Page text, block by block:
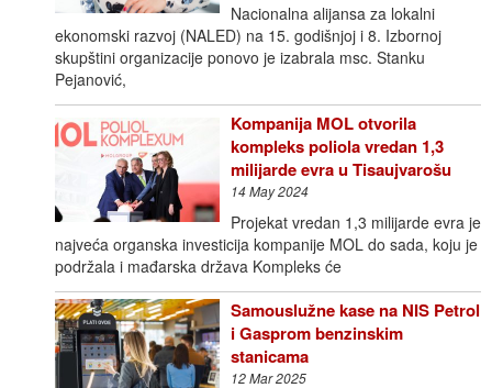
Nacionalna alijansa za lokalni
ekonomski razvoj (NALED) na 15. godišnjoj i 8. Izbornoj
skupštini organizacije ponovo je izabrala msc. Stanku
Pejanović,
Kompanija MOL otvorila
kompleks poliola vredan 1,3
milijarde evra u Tisaujvarošu
14 May 2024
Projekat vredan 1,3 milijarde evra je
najveća organska investicija kompanije MOL do sada, koju je
podržala i mađarska država Kompleks će
Samouslužne kase na NIS Petrol
i Gasprom benzinskim
stanicama
12 Mar 2025